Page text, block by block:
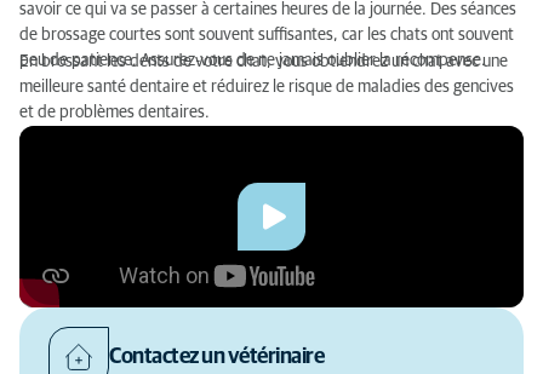
savoir ce qui va se passer à certaines heures de la journée. Des séances
de brossage courtes sont souvent suffisantes, car les chats ont souvent
peu de patience. Assurez-vous de ne jamais oublier la récompense.
En brossant les dents de votre chat, vous obtiendrez un chat avec une
meilleure santé dentaire et réduirez le risque de maladies des gencives
et de problèmes dentaires.
Contactez un vétérinaire